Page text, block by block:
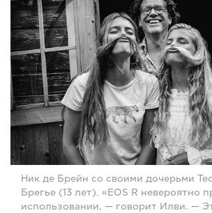
Ник де Брейн со своими дочерьми
Брегье (13 лет). «EOS R невероятно
использовании, — говорит Илви. —